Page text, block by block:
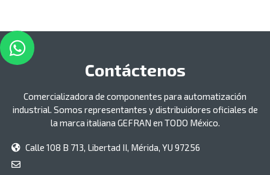
Contáctenos
Comercializadora de componentes para automatización
industrial. Somos representantes y distribuidores oficiales de
la marca italiana GEFRAN en TODO México.
Calle 108 B 713, Libertad II, Mérida, YU 97256